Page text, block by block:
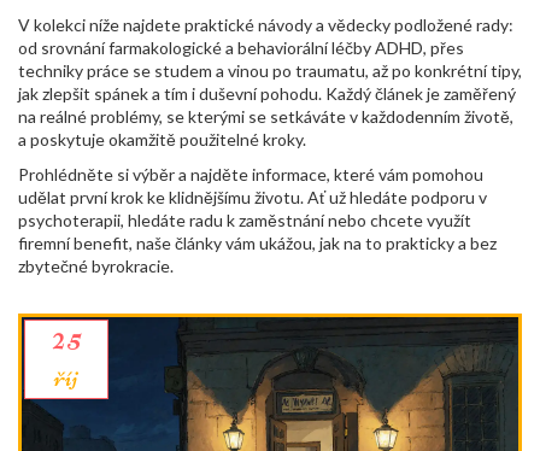
V kolekci níže najdete praktické návody a vědecky podložené rady:
od srovnání farmakologické a behaviorální léčby ADHD, přes
techniky práce se studem a vinou po traumatu, až po konkrétní tipy,
jak zlepšit spánek a tím i duševní pohodu. Každý článek je zaměřený
na reálné problémy, se kterými se setkáváte v každodenním životě,
a poskytuje okamžitě použitelné kroky.
Prohlédněte si výběr a najděte informace, které vám pomohou
udělat první krok ke klidnějšímu životu. Ať už hledáte podporu v
psychoterapii, hledáte radu k zaměstnání nebo chcete využít
firemní benefit, naše články vám ukážou, jak na to prakticky a bez
zbytečné byrokracie.
25
říj